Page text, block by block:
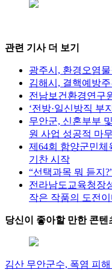
관련 기사 더 보기
광주시, 환경오염
김해시, 결핵예방
전남보건환경연구
‘전방·일신방직 부
무안군, 신혼부부
원 사업 성공적 마
제64회 함양군민체
기찬 시작
“선택과목 뭐 듣지
전라남도교육청장
작은 작품의 도전
당신이 좋아할 만한 콘텐
김산 무안군수, 폭염 피